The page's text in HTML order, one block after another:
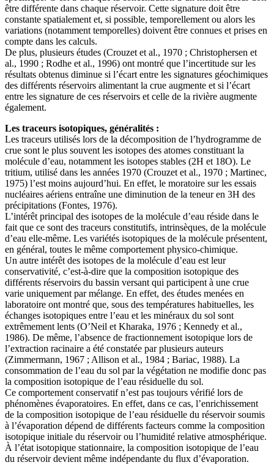
être différente dans chaque réservoir. Cette signature doit être
constante spatialement et, si possible, temporellement ou alors les
variations (notamment temporelles) doivent être connues et prises en
compte dans les calculs.
De plus, plusieurs études (Crouzet et al., 1970 ; Christophersen et
al., 1990 ; Rodhe et al., 1996) ont montré que l’incertitude sur les
résultats obtenus diminue si l’écart entre les signatures géochimiques
des différents réservoirs alimentant la crue augmente et si l’écart
entre les signature de ces réservoirs et celle de la rivière augmente
également.
Les traceurs isotopiques, généralités :
Les traceurs utilisés lors de la décomposition de l’hydrogramme de
crue sont le plus souvent les isotopes des atomes constituant la
molécule d’eau, notamment les isotopes stables (2H et 18O). Le
tritium, utilisé dans les années 1970 (Crouzet et al., 1970 ; Martinec,
1975) l’est moins aujourd’hui. En effet, le moratoire sur les essais
nucléaires aériens entraîne une diminution de la teneur en 3H des
précipitations (Fontes, 1976).
L’intérêt principal des isotopes de la molécule d’eau réside dans le
fait que ce sont des traceurs constitutifs, intrinsèques, de la molécule
d’eau elle-même. Les variétés isotopiques de la molécule présentent,
en général, toutes le même comportement physico-chimique.
Un autre intérêt des isotopes de la molécule d’eau est leur
conservativité, c’est-à-dire que la composition isotopique des
différents réservoirs du bassin versant qui participent à une crue
varie uniquement par mélange. En effet, des études menées en
laboratoire ont montré que, sous des températures habituelles, les
échanges isotopiques entre l’eau et les minéraux du sol sont
extrêmement lents (O’Neil et Kharaka, 1976 ; Kennedy et al.,
1986). De même, l’absence de fractionnement isotopique lors de
l’extraction racinaire a été constatée par plusieurs auteurs
(Zimmermann, 1967 ; Allison et al., 1984 ; Bariac, 1988). La
consommation de l’eau du sol par la végétation ne modifie donc pas
la composition isotopique de l’eau résiduelle du sol.
Ce comportement conservatif n’est pas toujours vérifié lors de
phénomènes évaporatoires. En effet, dans ce cas, l’enrichissement
de la composition isotopique de l’eau résiduelle du réservoir soumis
à l’évaporation dépend de différents facteurs comme la composition
isotopique initiale du réservoir ou l’humidité relative atmosphérique.
À l’état isotopique stationnaire, la composition isotopique de l’eau
du réservoir devient même indépendante du flux d’évaporation.